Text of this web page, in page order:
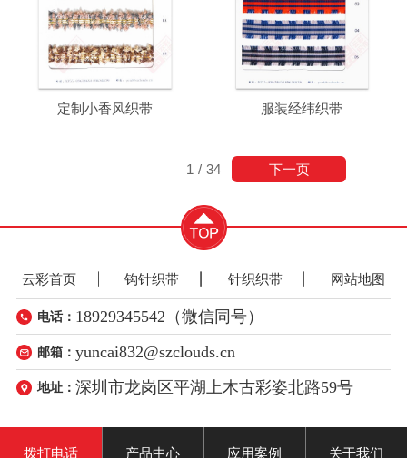
定制小香风织带 服装经纬织带
1 / 34 下一页
云彩首页 钩针织带 针织织带 网站地图
电话： 18929345542（微信同号）
邮箱：yuncai832@szclouds.cn
地址：深圳市龙岗区平湖上木古彩姿北路59号
拨打电话 产品中心 应用案例 关于我们